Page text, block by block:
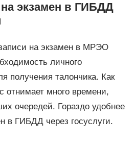
на экзамен в ГИБДД
на экзамен в МРЭО
личного
получения талончика. Как
отнимает много времени,
очередей. Гораздо удобнее
в ГИБДД через госуслуги.